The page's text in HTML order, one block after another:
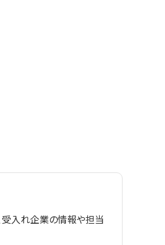
受入れ企業の情報や担当